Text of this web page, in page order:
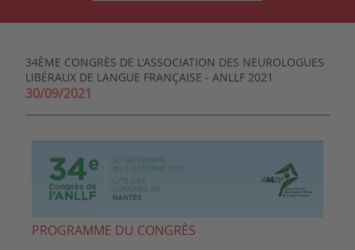
INSTITUTIONS
CONGRÈS EN RÉSUMÉ
34ÈME CONGRÈS DE L'ASSOCIATION DES NEUROLOGUES
LIBÉRAUX DE LANGUE FRANÇAISE - ANLLF 2021
30/09/2021
PROGRAMME DU CONGRÈS